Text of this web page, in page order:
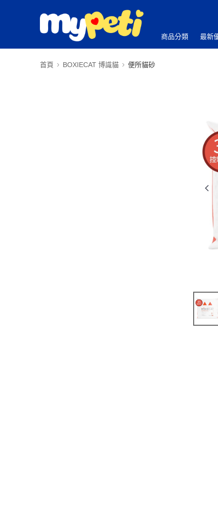
商品分類 最新
首頁 BOXIECAT 博識貓 便所貓砂